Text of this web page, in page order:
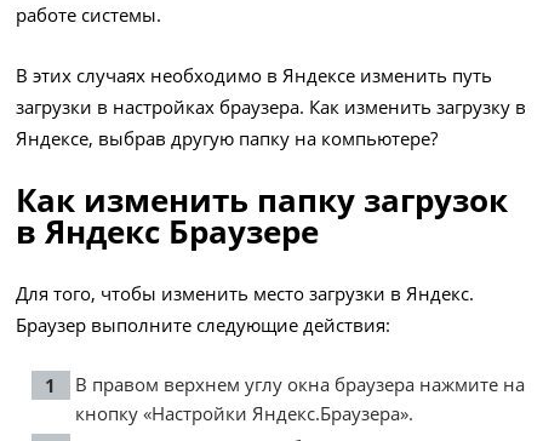
работе системы.
В этих случаях необходимо в Яндексе изменить путь
загрузки в настройках браузера. Как изменить загрузку в
Яндексе, выбрав другую папку на компьютере?
Как изменить папку загрузок
в Яндекс Браузере
Для того, чтобы изменить место загрузки в Яндекс.
Браузер выполните следующие действия:
В правом верхнем углу окна браузера нажмите на
кнопку «Настройки Яндекс.Браузера».